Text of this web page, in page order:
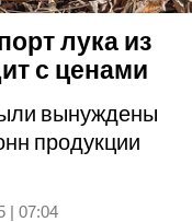
лука из
с ценами
вынуждены
продукции
| 07:04